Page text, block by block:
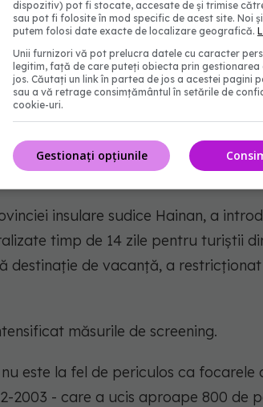
adunările publice de amploare,
Chinezesc.
va fi închis începând de sâmbătă.
şi a dispus extinderea vacanţei
asemenea toate sărbătorile oficiale
insulare sudice Hainan, a
timp de 14 zile pentru turiştii
destinaţie de vacanţă, a
măsurile de screening.
este la fel de periculos ca focarele
2003 - care a ucis aproape 800 de
dispozitiv) pot fi stocate, accesate de și trimise
sau pot fi folosite în mod specific de acest site. Noi
putem folosi date exacte de localizare geografică.
Unii furnizori vă pot prelucra datele cu caracter
legitim, față de care puteți obiecta prin gestionarea
jos. Căutați un link în partea de jos a acestei pagini
sau a vă retrage consimțământul în setările de
cookie-uri.
Gestionați opțiunile